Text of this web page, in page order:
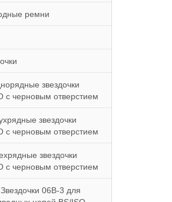
ремни
звездочки
с черновым отверстием
звездочки
с черновым отверстием
звездочки
с черновым отверстием
Звездочки 06B-3 для